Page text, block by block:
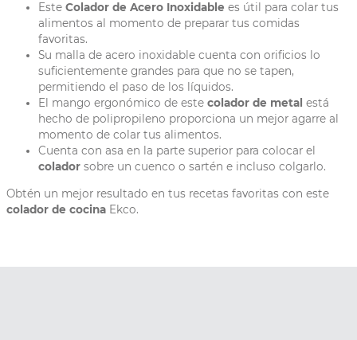
Este Colador de Acero Inoxidable es útil para colar tus
alimentos al momento de preparar tus comidas
favoritas.
Su malla de acero inoxidable cuenta con orificios lo
suficientemente grandes para que no se tapen,
permitiendo el paso de los líquidos.
El mango ergonómico de este colador de metal está
hecho de polipropileno proporciona un mejor agarre al
momento de colar tus alimentos.
Cuenta con asa en la parte superior para colocar el
colador sobre un cuenco o sartén e incluso colgarlo.
Obtén un mejor resultado en tus recetas favoritas con este
colador de cocina Ekco.